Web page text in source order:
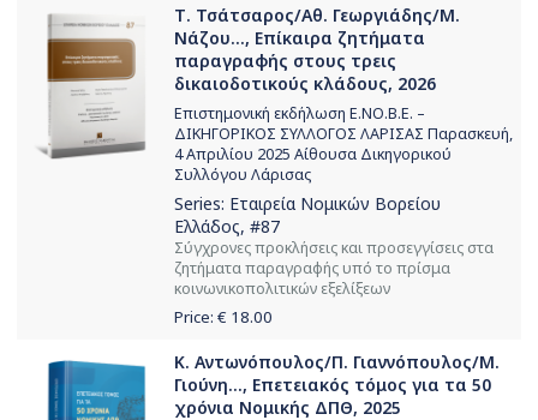
Τ. Τσάτσαρος/Αθ. Γεωργιάδης/Μ.
Νάζου..., Επίκαιρα ζητήματα
παραγραφής στους τρεις
δικαιοδοτικούς κλάδους, 2026
Επιστημονική εκδήλωση Ε.ΝΟ.Β.Ε. –
ΔΙΚΗΓΟΡΙΚΟΣ ΣΥΛΛΟΓΟΣ ΛΑΡΙΣΑΣ Παρασκευή,
4 Απριλίου 2025 Αίθουσα Δικηγορικού
Συλλόγου Λάρισας
Series: Εταιρεία Νομικών Βορείου
Ελλάδος, #87
Σύγχρονες προκλήσεις και προσεγγίσεις στα
ζητήματα παραγραφής υπό το πρίσμα
κοινωνικοπολιτικών εξελίξεων
Price: € 18.00
Κ. Αντωνόπουλος/Π. Γιαννόπουλος/Μ.
Γιούνη..., Επετειακός τόμος για τα 50
χρόνια Νομικής ΔΠΘ, 2025